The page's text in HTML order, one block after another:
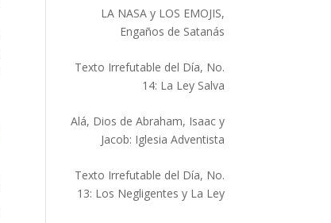
LA NASA y LOS EMOJIS,
Engaños de Satanás
Texto Irrefutable del Día, No.
14: La Ley Salva
Alá, Dios de Abraham, Isaac y
Jacob: Iglesia Adventista
Texto Irrefutable del Día, No.
13: Los Negligentes y La Ley